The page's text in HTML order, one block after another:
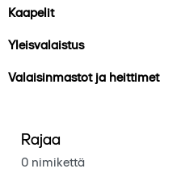
Kaapelit
Yleisvalaistus
Valaisinmastot ja heittimet
Rajaa
0 nimikettä